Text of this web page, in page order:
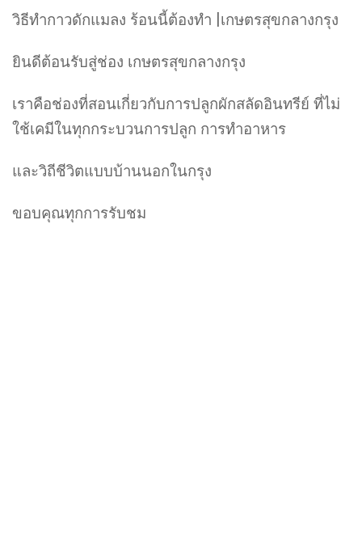
วิธีทำกาวดักแมลง ร้อนนี้ต้องทำ |เกษตรสุขกลางกรุง
ยินดีต้อนรับสู่ช่อง เกษตรสุขกลางกรุง
เราคือช่องที่สอนเกี่ยวกับการปลูกผักสลัดอินทรีย์ ที่ไม่
ใช้เคมีในทุกกระบวนการปลูก การทำอาหาร
และวิถีชีวิตแบบบ้านนอกในกรุง
ขอบคุณทุกการรับชม